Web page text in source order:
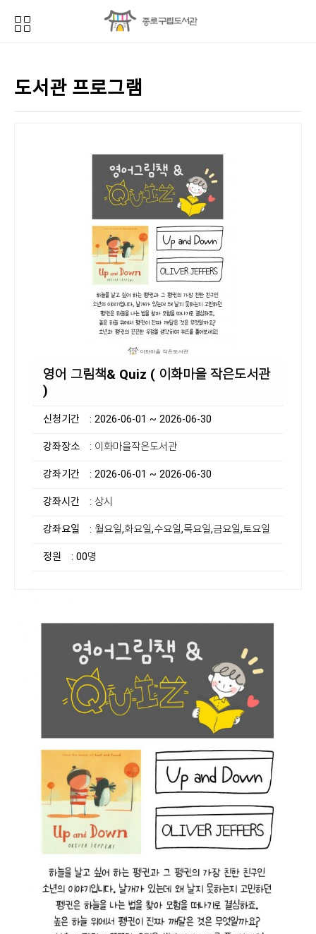
도서관 프로그램
영어 그림책& Quiz ( 이화마을 작은도서관
)
신청기간 : 2026-06-01 ~ 2026-06-30
강좌장소 : 이화마을작은도서관
강좌기간 : 2026-06-01 ~ 2026-06-30
강좌시간 : 상시
강좌요일 : 월요일,화요일,수요일,목요일,금요일,토요일
정원 : 00명